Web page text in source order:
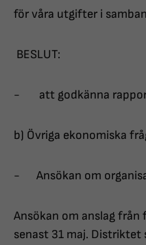
för våra utgifter i
BESLUT:
- att godkänna
b) Övriga ekonomiska
- Ansökan om
Ansökan om anslag
senast 31 maj.